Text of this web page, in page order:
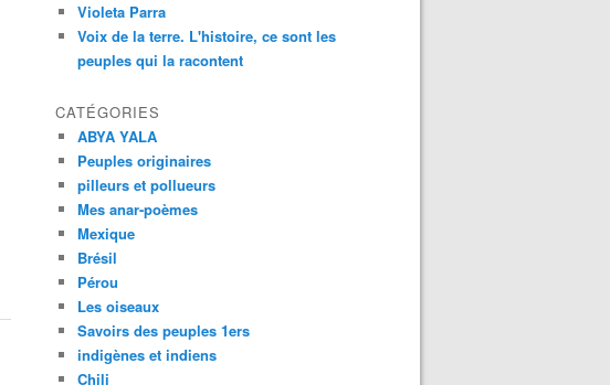
Violeta Parra
Voix de la terre. L'histoire, ce sont les
peuples qui la racontent
CATÉGORIES
ABYA YALA
Peuples originaires
pilleurs et pollueurs
Mes anar-poèmes
Mexique
Brésil
Pérou
Les oiseaux
Savoirs des peuples 1ers
indigènes et indiens
Chili